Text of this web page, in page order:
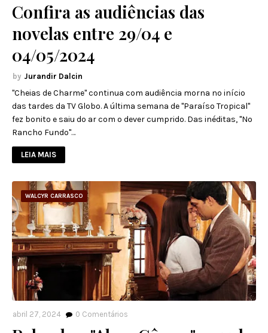
Confira as audiências das
novelas entre 29/04 e
04/05/2024
Jurandir Dalcin
"Cheias de Charme" continua com audiência morna no início
das tardes da TV Globo. A última semana de "Paraíso Tropical"
fez bonito e saiu do ar com o dever cumprido. Das inéditas, "No
Rancho Fundo"…
LEIA MAIS
WALCYR CARRASCO
abril 27, 2024 0 Comentários